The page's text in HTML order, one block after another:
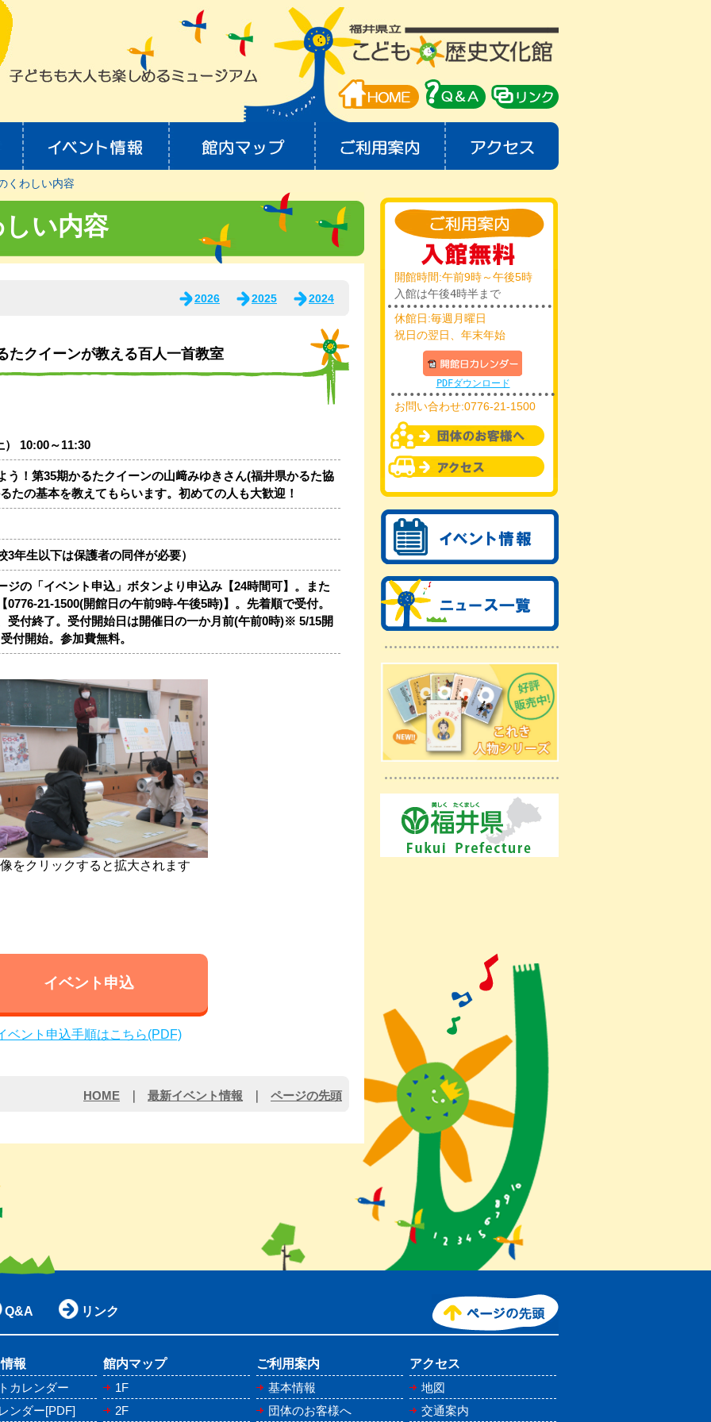
くわしい内容
い内容
2024
2025
2026
たクイーンが教える百人一首教室
） 10:00～11:30
う！第35期かるたクイーンの山﨑みゆきさん(福井県かるた協
たの基本を教えてもらいます。初めての人も大歓迎！
3年生以下は保護者の同伴が必要）
ジの「イベント申込」ボタンより申込み【24時間可】。また
0776-21-1500(開館日の午前9時-午後5時)】。先着順で受付。
受付終了。受付開始日は開催日の一か月前(午前0時)※ 5/15開
付開始。参加費無料。
をクリックすると拡大されます
イベント申込
ベント申込手順はこちら(PDF)
ページの先頭
最新イベント情報
HOME
開館時間:午前9時～午後5時
入館は午後4時半まで
休館日:毎週月曜日
祝日の翌日、年末年始
PDFダウンロード
お問い合わせ:0776-21-1500
Q&A リンク
報
カレンダー
ンダー[PDF]
館内マップ
1F
2F
ご利用案内
基本情報
団体のお客様へ
アクセス
地図
交通案内